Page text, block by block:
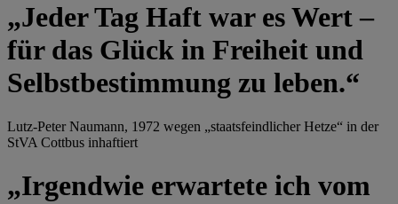
„Jeder Tag Haft war es Wert –
für das Glück in Freiheit und
Selbstbestimmung zu leben.“
Lutz-Peter Naumann, 1972 wegen „staatsfeindlicher Hetze“ in der
StVA Cottbus inhaftiert
„Irgendwie erwartete ich vom